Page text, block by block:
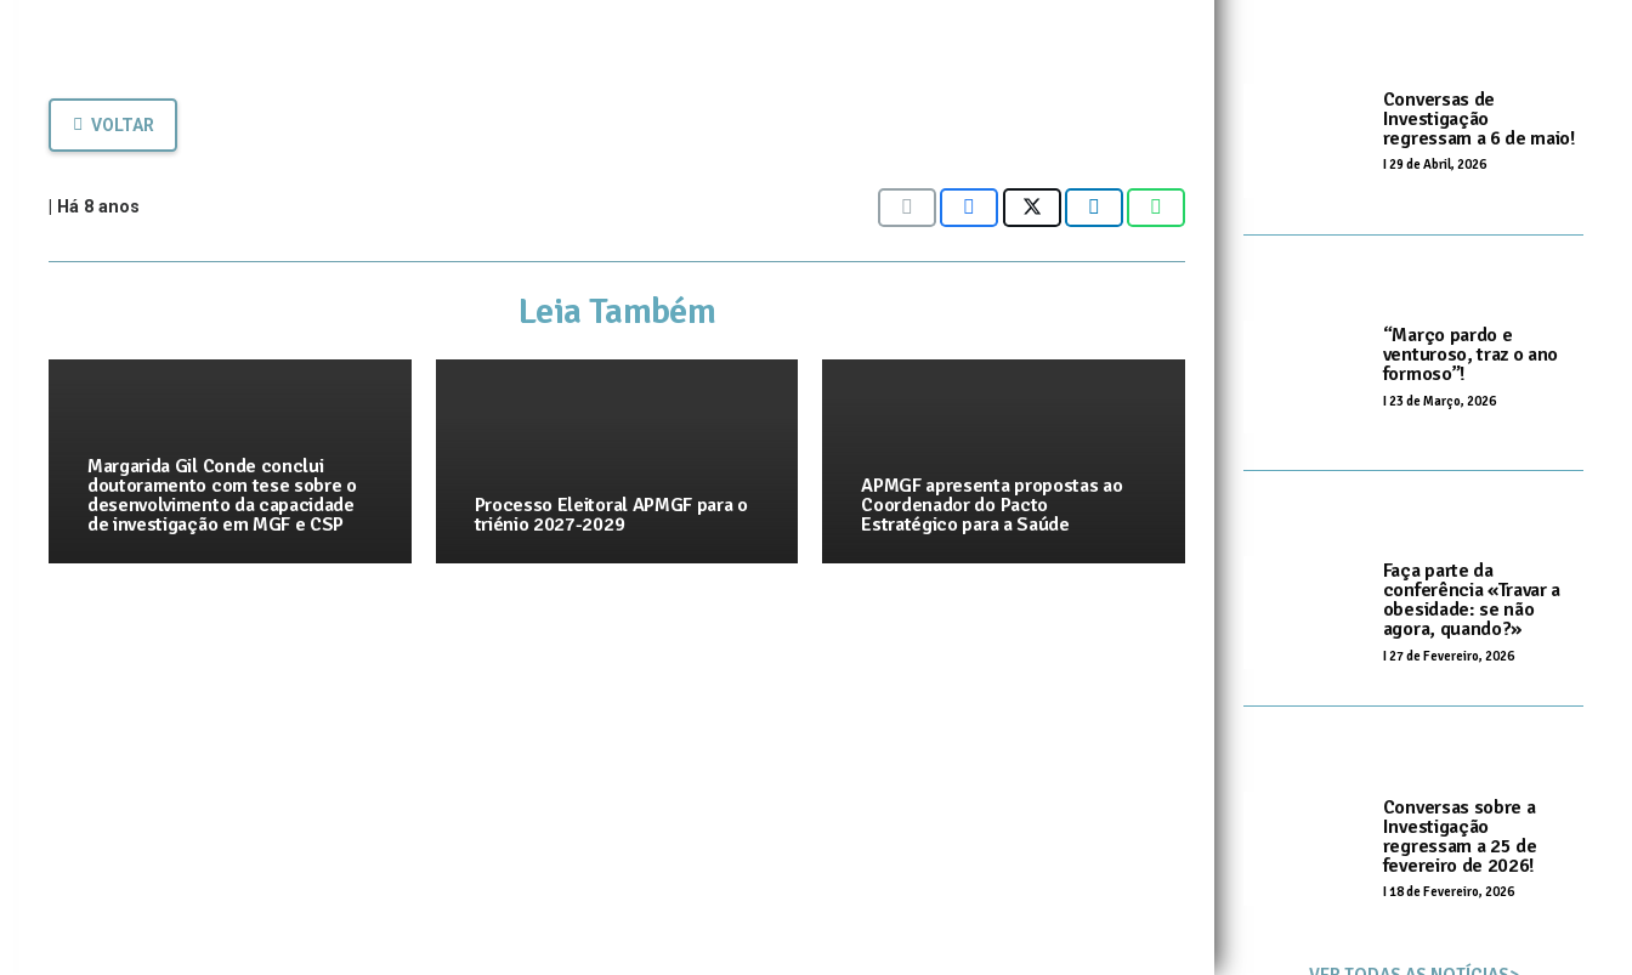
VOLTAR
Há 8 anos
Leia Também
Margarida Gil Conde conclui
doutoramento com tese sobre o
desenvolvimento da capacidade
de investigação em MGF e CSP
Processo Eleitoral APMGF para o
triénio 2027-2029
APMGF apresenta propostas ao
Coordenador do Pacto
Estratégico para a Saúde
Conversas de
Investigação
regressam a 6 de maio!
29 de Abril, 2026
“Março pardo e
venturoso, traz o ano
formoso”!
I23 de Março, 2026
Faça parte da
conferência «Travar a
obesidade: se não
agora, quando?»
I27 de Fevereiro, 2026
Conversas sobre a
Investigação
regressam a 25 de
fevereiro de 2026!
18 de Fevereiro, 2026